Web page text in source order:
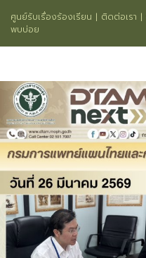
ศูนย์รับเรื่องร้องเรียน | ติดต่อเรา |
พบบ่อย